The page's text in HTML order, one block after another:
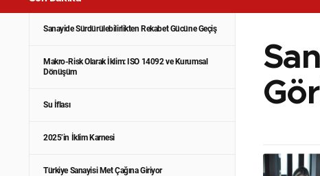
Sanayide Sürdürülebilirlikten Rekabet Gücüne Geçiş
Makro-Risk Olarak İklim: ISO 14092 ve Kurumsal
Dönüşüm
Su İflası
2025’in İklim Karnesi
Türkiye Sanayisi Met Çağına Giriyor